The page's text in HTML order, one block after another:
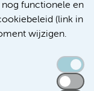
nog functionele en
(link in
wijzigen.